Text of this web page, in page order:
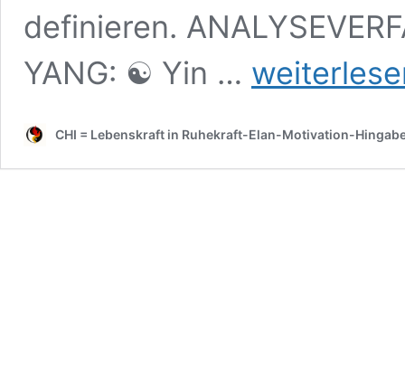
definieren.
YANG: ☯ Yin …
Traditionen
der
Heilkunde
CHI = Lebenskraft in Ruhekraft-Elan-Motivation-